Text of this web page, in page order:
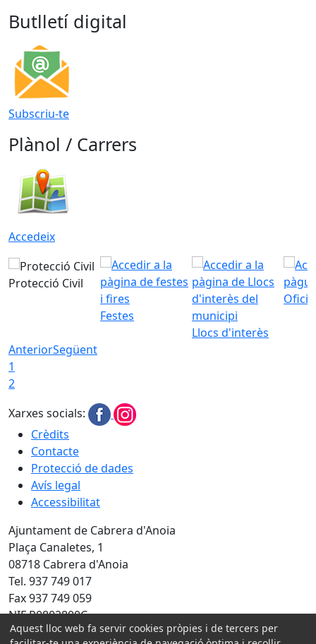
Butlletí digital
Subscriu-te
Plànol / Carrers
Accedeix
Protecció Civil
Festes
Llocs d'interès
AnteriorSegüent
1
2
Xarxes socials:
Crèdits
Contacte
Protecció de dades
Avís legal
Accessibilitat
Ajuntament de Cabrera d'Anoia
Plaça Canaletes, 1
08718 Cabrera d'Anoia
Tel. 937 749 017
Fax 937 749 059
NIF P0802800C
Aquest lloc web fa servir cookies pròpies i de tercers per